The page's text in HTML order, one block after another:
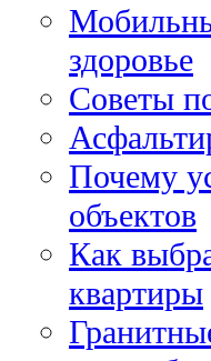
здоровье
Советы
Почему
объектов
Как
квартиры